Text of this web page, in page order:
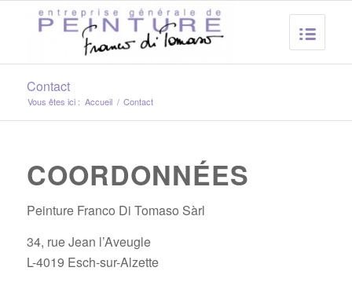
Contact
Vous êtes ici : Accueil / Contact
COORDONNÉES
Peinture Franco Di Tomaso Sàrl
34, rue Jean l’Aveugle
L-4019 Esch-sur-Alzette